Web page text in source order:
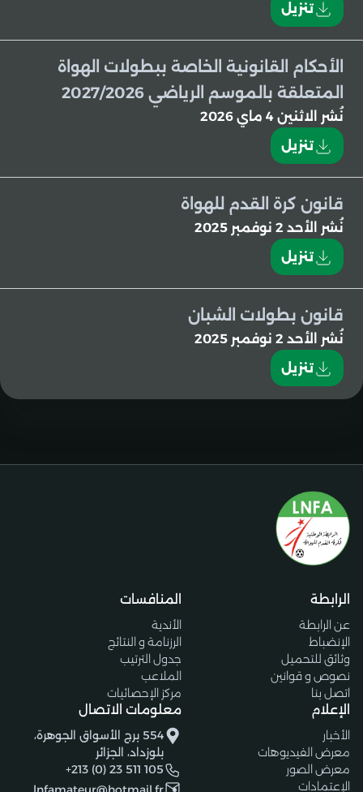
تنزيل
الأحكام القانونية الخاصة ببطولات الهواة
المتعلقة بالموسم الرياضي 2027/2026
نُشر
الاثنين 4 ماي 2026
تنزيل
قانون كرة القدم للهواة
نُشر
الأحد 2 نوفمبر 2025
تنزيل
قانون بطولات الشبان
نُشر
الأحد 2 نوفمبر 2025
تنزيل
الرابطة
عن الرابطة
الإنضباط
وثائق للتحميل
نصوص و قوانين
اتصل بنا
المنافسات
الأندية
الرزنامة و النتائج
جدول الترتيب
الملاعب
مركز الإحصائيات
الإعلام
الأخبار
معرض الفيديوهات
معرض الصور
الإعتمادات
معلومات الاتصال
554 برج الأسواق الجوهرة،
بلوزداد، الجزائر
+213 (0) 23 511 105